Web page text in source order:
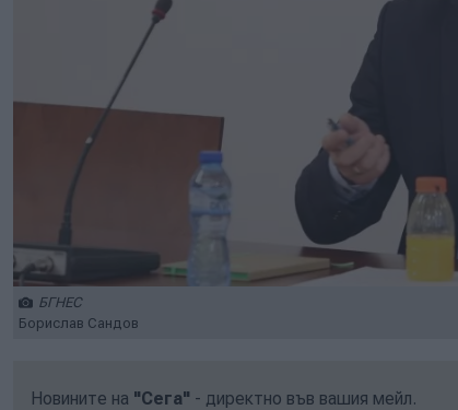
БГНЕС
Борислав Сандов
Новините на "Сега" - директно във вашия мейл.